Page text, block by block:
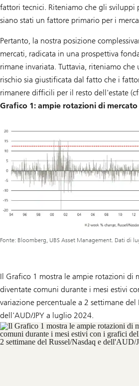
fattori tecnici. Riteniamo che gli sviluppi
siano stati un fattore primario per i
Pertanto, la nostra posizione
mercati, radicata in una prospettiva
rimane invariata. Tuttavia, riteniamo
rischio sia giustificata dal fatto che i
rimanere difficili per il resto dell'estate
Grafico 1: ampie rotazioni di mercato
Fonte: Bloomberg, UBS Asset Management. Dati di
Il Grafico 1 mostra le ampie rotazioni di
diventate comuni durante i mesi estivi
variazione percentuale a 2 settimane del
dell'AUD/JPY a luglio 2024.